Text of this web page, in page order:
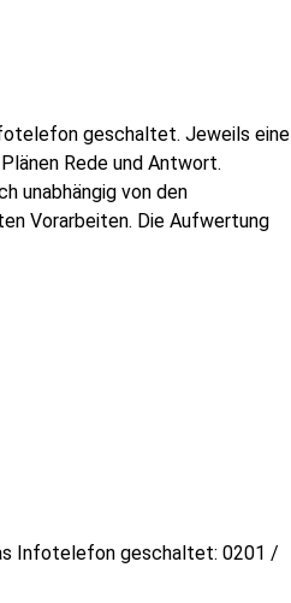
geschaltet. Jeweils eine
Rede und Antwort.
unabhängig von den
Vorarbeiten. Die Aufwertung
Infotelefon geschaltet: 0201 /